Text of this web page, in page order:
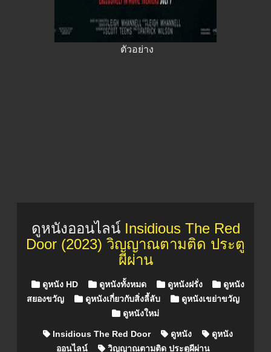
ตัวอย่าง
ดูหนังออนไลน์ Insidious The Red
Door (2023) วิญญาณตามติด ประตู
ผีผ่าน
Posted in
ดูหนัง HD ดูหนังทั้งหมด ดูหนังฝรั่ง
ดูหนัง
สยองขวัญ
ดูหนังเกี่ยวกับสิ่งลี้ลับ
ดูหนังเขย่าขวัญ
ดูหนังใหม่
Insidious The Red Door ดูหนัง
ดูหนัง
ออนไลน์
วิญญาณตามติด ประตูผีผ่าน